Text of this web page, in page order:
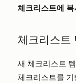
체크리스트에
체크리스트
새 체크리스트
체크리스트를 기